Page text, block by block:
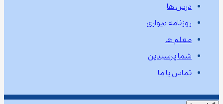
درس ها
روزنامه دیواری
معلم ها
شما پرسیدین
تماس با ما